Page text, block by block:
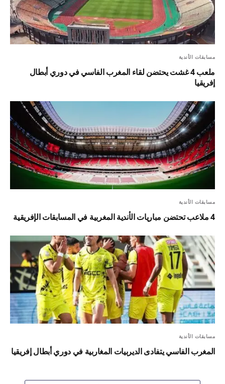
مسابقات الأندية
ملعب 4 غشت يحتضن لقاء المغرب الفاسي في دوري أبطال
إفريقيا
مسابقات الأندية
4 ملاعب تحتضن مباريات الأندية المغربية في المسابقات الإفريقية
مسابقات الأندية
المغرب الفاسي يتفادى الديربيات المغاربية في دوري أبطال إفريقيا